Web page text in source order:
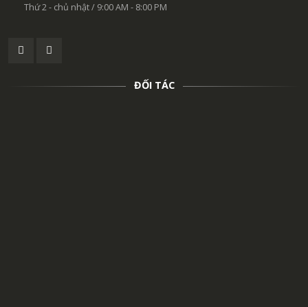
Thứ 2 - chủ nhật / 9:00 AM - 8:00 PM
ĐỐI TÁC